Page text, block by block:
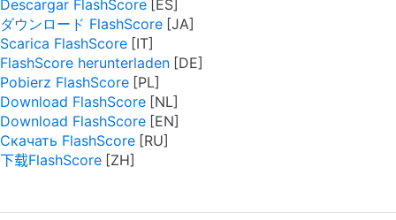
Descargar FlashScore
ダウンロード FlashScore
Scarica FlashScore
FlashScore herunterladen
Pobierz FlashScore
Download FlashScore
Download FlashScore
Скачать FlashScore
下载FlashScore